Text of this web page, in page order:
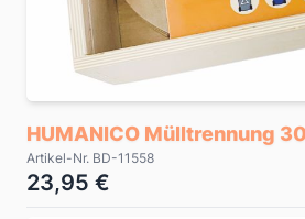
HUMANICO Mülltrennung
Artikel-Nr. BD-11558
23,95 €